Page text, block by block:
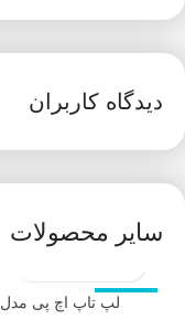
دیدگاه کاربران
سایر محصولات
اتمام موجودیلپ تاپ اچ پی مدل HP 250 G7 I3 4GB 1TB INTEL DVD